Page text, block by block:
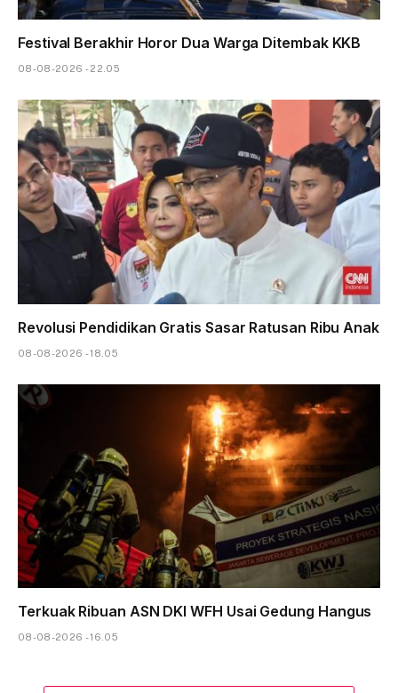
Festival Berakhir Horor Dua Warga Ditembak KKB
08-08-2026 - 22.05
Revolusi Pendidikan Gratis Sasar Ratusan Ribu Anak
08-08-2026 - 18.05
Terkuak Ribuan ASN DKI WFH Usai Gedung Hangus
08-08-2026 - 16.05